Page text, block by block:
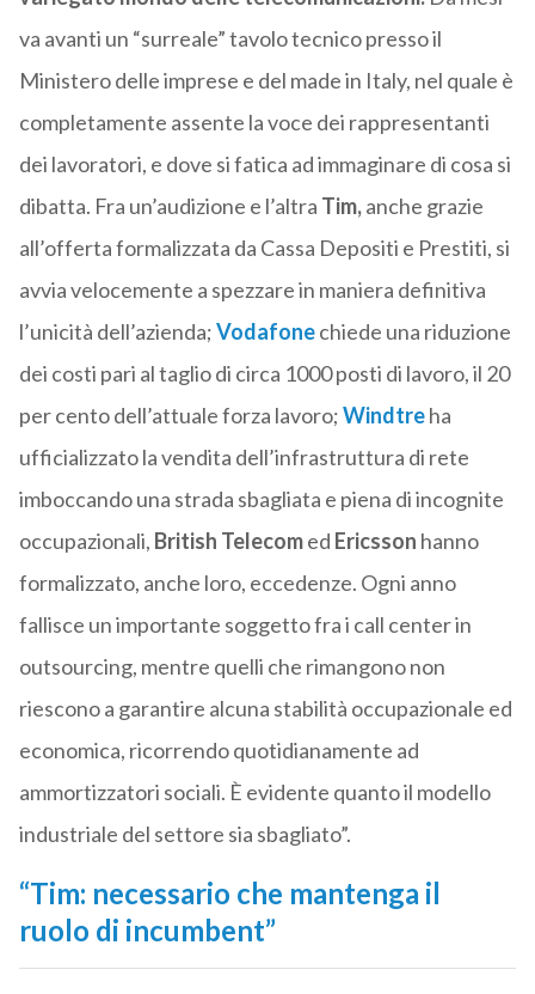
va avanti un “surreale” tavolo tecnico presso il
Ministero delle imprese e del made in Italy, nel quale è
completamente assente la voce dei rappresentanti
dei lavoratori, e dove si fatica ad immaginare di cosa si
dibatta. Fra un’audizione e l’altra Tim,anche grazie
all’offerta formalizzata da Cassa Depositi e Prestiti, si
avvia velocemente a spezzare in maniera definitiva
l’unicità dell’azienda;Vodafonechiede una riduzione
dei costi pari al taglio di circa 1000 posti di lavoro, il 20
per cento dell’attuale forza lavoro;Windtreha
ufficializzato la vendita dell’infrastruttura di rete
imboccando una strada sbagliata e piena di incognite
occupazionali, British Telecomed Ericsson hanno
formalizzato, anche loro, eccedenze. Ogni anno
fallisce un importante soggetto fra i call center in
outsourcing, mentre quelli che rimangono non
riescono a garantire alcuna stabilità occupazionale ed
economica, ricorrendo quotidianamente ad
ammortizzatori sociali. È evidente quanto il modello
industriale del settore sia sbagliato”.
“Tim: necessario che mantenga il
ruolo di incumbent”